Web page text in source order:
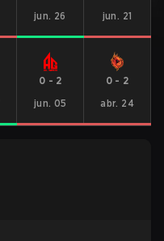
jun. 26
jun. 21
0 - 2
jun. 05
0- 2
abr. 24